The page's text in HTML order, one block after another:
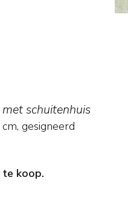
schuitenhuis
cm, gesigneerd
koop.